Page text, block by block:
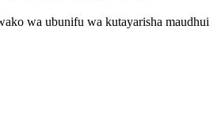
wa ubunifu wa kutayarisha maudhui